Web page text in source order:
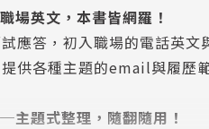
場英文，本書皆網羅！
應答，初入職場的電話英
供各種主題的email與履歷
題式整理，隨翻隨用！